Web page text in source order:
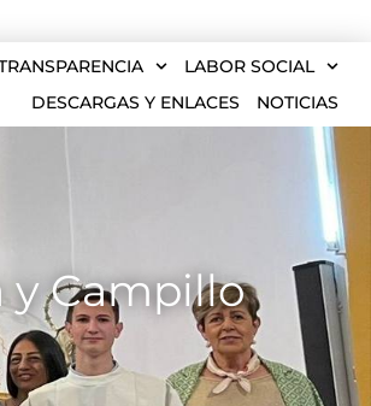
LABOR SOCIAL
DESCARGAS Y ENLACES
NOTICIAS
y Campillo